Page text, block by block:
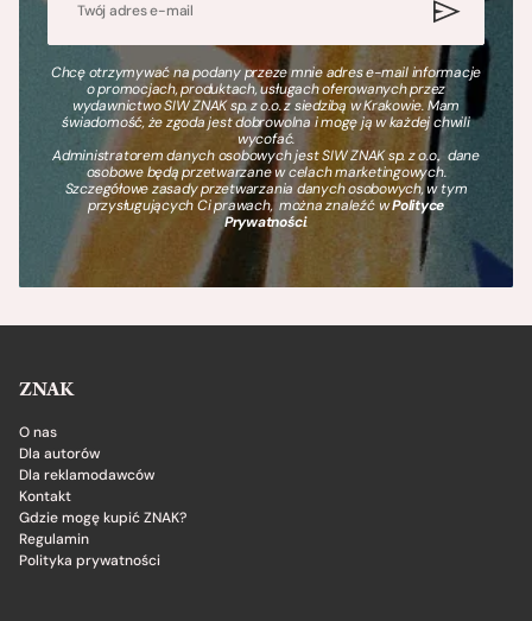
Chcę otrzymywać na podany przeze mnie adres e-mail informacje
o promocjach, produktach, usługach oferowanych przez
wydawnictwo SIW ZNAK sp. z o.o. z siedzibą w Krakowie. Mam
świadomość, że zgoda jest dobrowolna i mogę ją w każdej chwili
wycofać.
Administratorem danych osobowych jest SIW ZNAK sp. z o.o., dane
osobowe będą przetwarzane w celach marketingowych.
Szczegółowe zasady przetwarzania danych osobowych, w tym
przysługujących Ci prawach, można znaleźć wPolityce
Prywatności.
ZNAK
O nas
Dla autorów
Dla reklamodawców
Kontakt
Gdzie mogę kupić ZNAK?
Regulamin
Polityka prywatności